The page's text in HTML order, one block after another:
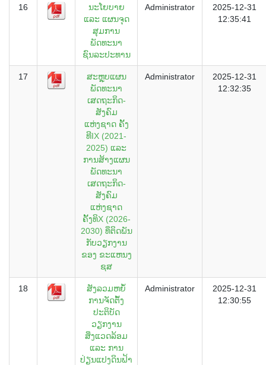
16
ນະໂຍບາຍ
ແລະ ແຜນຈຸດ
ສຸມການ
ພັດທະນາ
ຊົນລະປະທານ
Administrator
2025-12-31
12:35:41
17
ສະຫຼຸບແຜນ
ພັດທະນາ
ເສດຖະກິດ-
ສັງຄົມ
ແຫ່ງຊາດ ຄັັ້ງ
ທີIX (2021-
2025) ແລະ
ການສ້າງແຜນ
ພັດທະນາ
ເສດຖະກິດ-
ສັງຄົມ
ແຫ່ງຊາດ
ຄັັ້ງທິX (2026-
2030) ທິ່ຕິດພັນ
ກັບວຽກງານ
ຂອງ ຂະແຫນງ
ຊສ
Administrator
2025-12-31
12:32:35
18
ສັງລວມຫຍໍ້
ການຈັດຕັໍ້ງ
ປະຕິບັດ
ວຽກງານ
ສິ່ງແວດລ້ອມ
ແລະ ການ
ປ່ຽນແປງດິນຟ້າ
Administrator
2025-12-31
12:30:55